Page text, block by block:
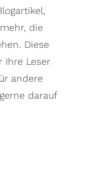
die
Diese
Ihre Leser
andere
darauf